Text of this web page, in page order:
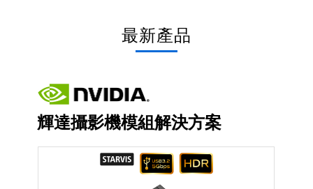
最新產品
輝達攝影機模組解決方案